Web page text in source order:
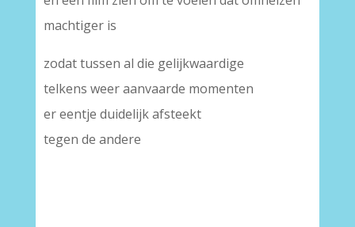
machtiger is
zodat tussen al die gelijkwaardige
telkens weer aanvaarde momenten
er eentje duidelijk afsteekt
tegen de andere